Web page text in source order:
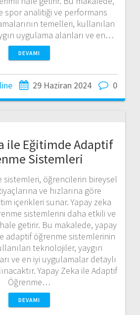
spor analitiği ve performans
temelleri, kullanılan
uygulama alanları ve en…
DEVAMI
29 Haziran 2024 0
ile Eğitimde Adaptif
Sistemleri
sistemleri, öğrencilerin bireysel
ve hızlarına göre
içerikleri sunar. Yapay zeka
sistemlerini daha etkili ve
getirir. Bu makalede, yapay
adaptif öğrenme sistemlerinin
teknolojiler, yaygın
ve en iyi uygulamalar detaylı
Yapay Zeka ile Adaptif
Öğrenme…
DEVAMI